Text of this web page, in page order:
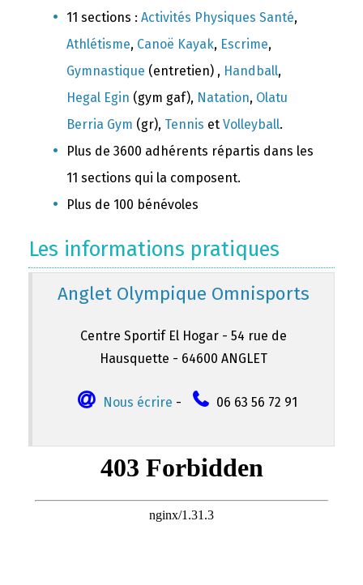
11 sections : Activités Physiques Santé,
Athlétisme, Canoë Kayak, Escrime,
Gymnastique (entretien) , Handball,
Hegal Egin (gym gaf), Natation, Olatu
Berria Gym (gr), Tennis et Volleyball.
Plus de 3600 adhérents répartis dans les
11 sections qui la composent.
Plus de 100 bénévoles
Les informations pratiques
Anglet Olympique Omnisports
Centre Sportif El Hogar - 54 rue de
Hausquette - 64600 ANGLET
Nous écrire - 06 63 56 72 91